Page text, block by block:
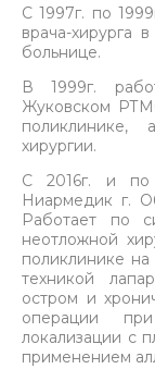
С 1997г. по
врача-хирурга
больнице.
В 1999г.
Жуковском
хирургии.
С 2016г. и по
Ниармедик г.
Работает по
неотложной
поликлинике
техникой
остром и
операции
локализации с
применением